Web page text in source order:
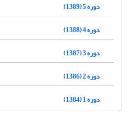
دوره 5 (1389)
دوره 4 (1388)
دوره 3 (1387)
دوره 2 (1386)
دوره 1 (1384)